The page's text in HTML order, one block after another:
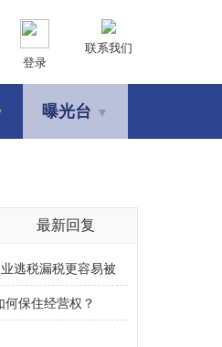
联系我们
登录
曝光台 ▼
最新回复
逃税漏税更容易被
何保住经营权？